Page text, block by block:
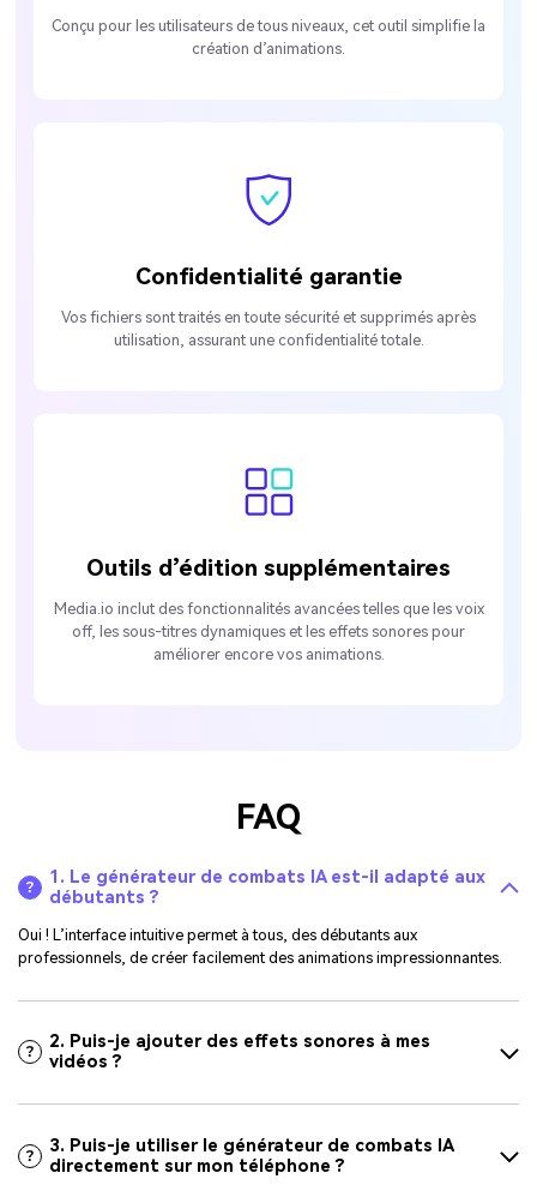
Conçu pour les utilisateurs de tous niveaux, cet outil simplifie la
création d’animations.
Confidentialité garantie
Vos fichiers sont traités en toute sécurité et supprimés après
utilisation, assurant une confidentialité totale.
Outils d’édition supplémentaires
Media.io inclut des fonctionnalités avancées telles que les voix
off, les sous-titres dynamiques et les effets sonores pour
améliorer encore vos animations.
FAQ
1. Le générateur de combats IA est-il adapté aux
débutants ?
Oui ! L’interface intuitive permet à tous, des débutants aux
professionnels, de créer facilement des animations impressionnantes.
2. Puis-je ajouter des effets sonores à mes
vidéos ?
3. Puis-je utiliser le générateur de combats IA
directement sur mon téléphone ?